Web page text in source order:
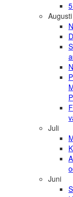
Augusti
Juli
Juni